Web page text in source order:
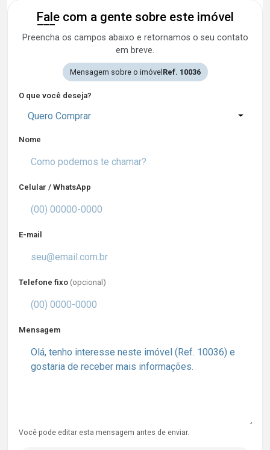
Fale com a gente sobre este imóvel
Preencha os campos abaixo e retornamos o seu contato
em breve.
Mensagem sobre o imóvelRef. 10036
O que você deseja?
Quero Comprar
Nome
Celular / WhatsApp
E-mail
Telefone fixo (opcional)
Mensagem
Você pode editar esta mensagem antes de enviar.